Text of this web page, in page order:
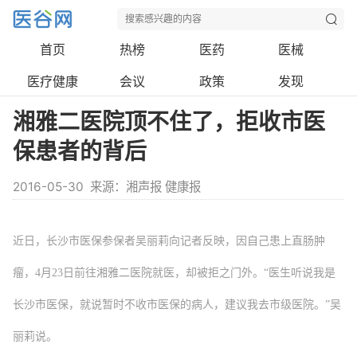
首页 热榜 医药
医械
医疗健康
会议 政策 发现
湘雅二医院顶不住了，拒收市医
保患者的背后
2016-05-30 来源：湘声报 健康报
近日，长沙市医保参保者吴丽莉向记者反映，因自己患上直肠肿
瘤，4月23日前往湘雅二医院就医，却被拒之门外。“医生听说我是
长沙市医保，就说暂时不收市医保的病人，建议我去市级医院。”吴
丽莉说。